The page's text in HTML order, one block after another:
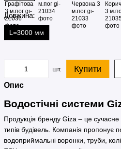
Довжина:
L=3000 мм
шт. Купити
Опис
Водостічні системи
Продукція бренду Giza – це
типів будівель. Компанія пропонує
водоприймальні воронки, труби,